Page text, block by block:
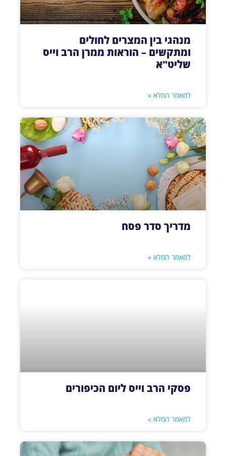
מנהגי בין המצרים לחולים
ומתקשים – הוראות ממרן הרב וייס
שליט"א
למאמר המלא »
מדריך סדר פסח
למאמר המלא »
פסקי הרב וייס ליום הכיפורים
למאמר המלא »